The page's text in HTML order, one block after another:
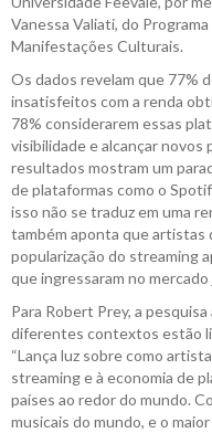
Vanessa Valiati, do
Manifestações Culturais.
Os dados revelam que 77%
insatisfeitos com a renda
78% considerarem essas
visibilidade e alcançar novos
resultados mostram um
de plataformas como o
isso não se traduz em uma
também aponta que artistas
popularização do streaming
que ingressaram no
Para Robert Prey, a
diferentes contextos estão
“Lança luz sobre como
streaming e à economia de
países ao redor do mundo.
musicais do mundo, e o